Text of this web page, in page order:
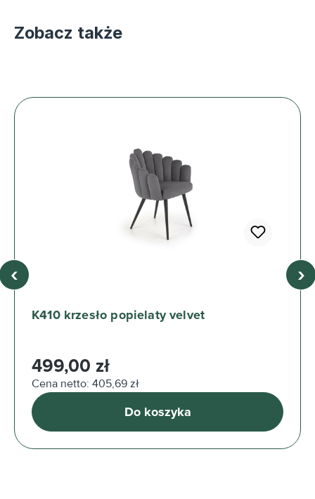
Zobacz także
K410 krzesło popielaty velvet
Cena regularna:
499,00 zł
Cena netto: 405,69 zł
Do koszyka
‹ ›